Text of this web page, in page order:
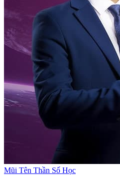
Mũi Tên Thần Số Học